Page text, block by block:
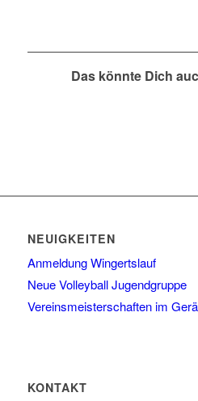
Das könnte Dich
NEUIGKEITEN
Anmeldung Wingertslauf
Neue Volleyball Jugendgruppe
Vereinsmeisterschaften im
KONTAKT